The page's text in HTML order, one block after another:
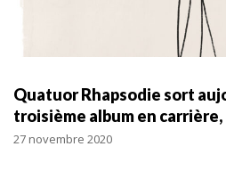
Quatuor Rhapsodie sort
troisième album en carrière,
27 novembre 2020